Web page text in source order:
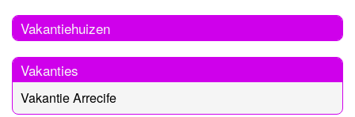
Vakantiehuizen
Vakanties
Vakantie Arrecife